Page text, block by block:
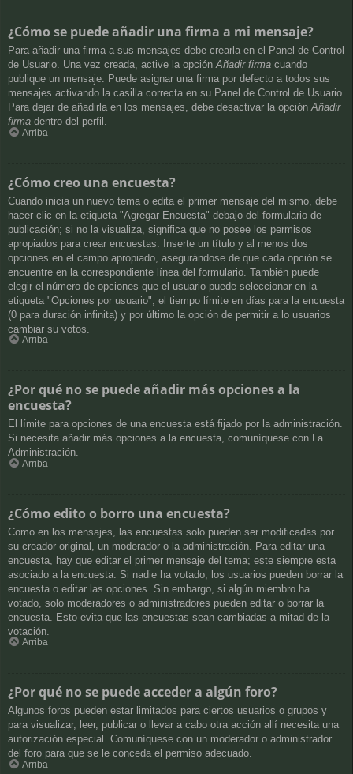
¿Cómo se puede añadir una firma a mi mensaje?
Para añadir una firma a sus mensajes debe crearla en el Panel de Control
de Usuario. Una vez creada, active la opciónAñadir firma cuando
publique un mensaje. Puede asignar una firma por defecto a todos sus
mensajes activando la casilla correcta en su Panel de Control de Usuario.
Para dejar de añadirla en los mensajes, debe desactivar la opciónAñadir
firma dentro del perfil.
Arriba
¿Cómo creo una encuesta?
Cuando inicia un nuevo tema o edita el primer mensaje del mismo, debe
hacer clic en la etiqueta "Agregar Encuesta" debajo del formulario de
publicación; si no la visualiza, significa que no posee los permisos
apropiados para crear encuestas. Inserte un título y al menos dos
opciones en el campo apropiado, asegurándose de que cada opción se
encuentre en la correspondiente línea del formulario. También puede
elegir el número de opciones que el usuario puede seleccionar en la
etiqueta "Opciones por usuario", el tiempo límite en días para la encuesta
(0 para duración infinita) y por último la opción de permitir a lo usuarios
cambiar su votos.
Arriba
¿Por qué no se puede añadir más opciones a la
encuesta?
El límite para opciones de una encuesta está fijado por la administración.
Si necesita añadir más opciones a la encuesta, comuníquese con La
Administración.
Arriba
¿Cómo edito o borro una encuesta?
Como en los mensajes, las encuestas solo pueden ser modificadas por
su creador original, un moderador o la administración. Para editar una
encuesta, hay que editar el primer mensaje del tema; este siempre esta
asociado a la encuesta. Si nadie ha votado, los usuarios pueden borrar la
encuesta o editar las opciones. Sin embargo, si algún miembro ha
votado, solo moderadores o administradores pueden editar o borrar la
encuesta. Esto evita que las encuestas sean cambiadas a mitad de la
votación.
Arriba
¿Por qué no se puede acceder a algún foro?
Algunos foros pueden estar limitados para ciertos usuarios o grupos y
para visualizar, leer, publicar o llevar a cabo otra acción allí necesita una
autorización especial. Comuníquese con un moderador o administrador
del foro para que se le conceda el permiso adecuado.
Arriba